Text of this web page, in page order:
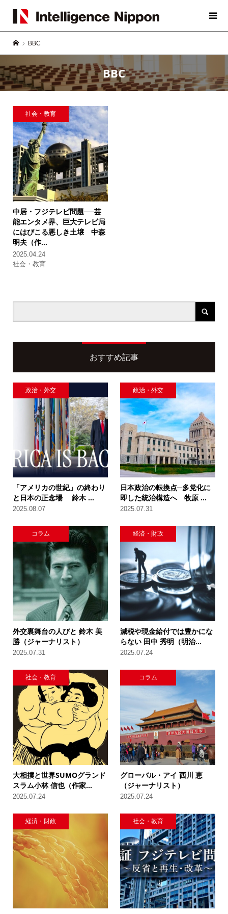
BBC
BBC
社会・教育
中居・フジテレビ問題──芸
能エンタメ界、巨大テレビ局
にはびこる悪しき土壌中森
明夫（作...
2025.04.24
社会・教育
おすすめ記事
政治・外交
「アメリカの世紀」の終わり
と日本の正念場 鈴木 ...
2025.08.07
政治・外交
日本政治の転換点─多党化に
即した統治構造へ 牧原 ...
2025.07.31
コラム
外交裏舞台の人びと 鈴木 美
勝（ジャーナリスト）
2025.07.31
経済・財政
減税や現金給付では豊かにな
らない 田中 秀明（明治...
2025.07.24
社会・教育
大相撲と世界SUMOグランド
スラム小林 信也（作家...
2025.07.24
コラム
グローバル・アイ 西川 恵
（ジャーナリスト）
2025.07.24
経済・財政 社会・教育